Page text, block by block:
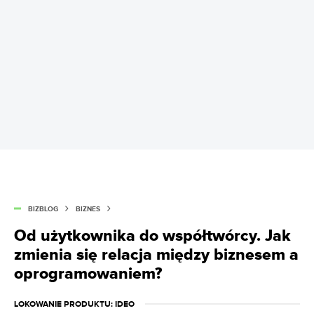
BIZBLOG BIZNES
Od użytkownika do współtwórcy. Jak
zmienia się relacja między biznesem a
oprogramowaniem?
LOKOWANIE PRODUKTU: IDEO